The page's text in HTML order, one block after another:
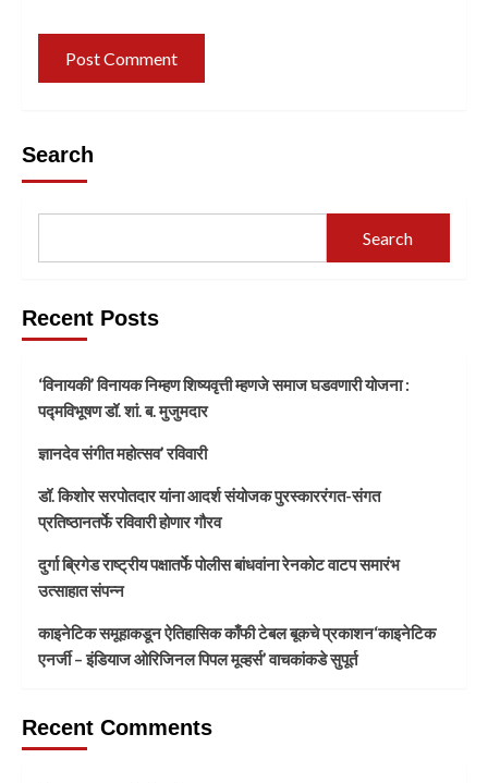
Search
Search
Recent Posts
‘विनायकी’ विनायक निम्हण शिष्यवृत्ती म्हणजे समाज घडवणारी योजना :
पद्मविभूषण डॉ. शां. ब. मुजुमदार
ज्ञानदेव संगीत महोत्सव’ रविवारी
डॉ. किशोर सरपोतदार यांना आदर्श संयोजक पुरस्काररंगत-संगत
प्रतिष्ठानतर्फे रविवारी होणार गौरव
दुर्गा ब्रिगेड राष्ट्रीय पक्षातर्फे पोलीस बांधवांना रेनकोट वाटप समारंभ
उत्साहात संपन्न
काइनेटिक समूहाकडून ऐतिहासिक काँफी टेबल बूकचे प्रकाशन‘काइनेटिक
एनर्जी – इंडियाज ओरिजिनल पिपल मूव्हर्स’ वाचकांकडे सुपूर्त
Recent Comments